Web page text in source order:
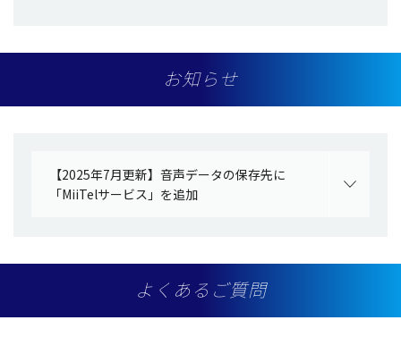
お知らせ
【2025年7月更新】音声データの保存先に
「MiiTelサービス」を追加
よくあるご質問